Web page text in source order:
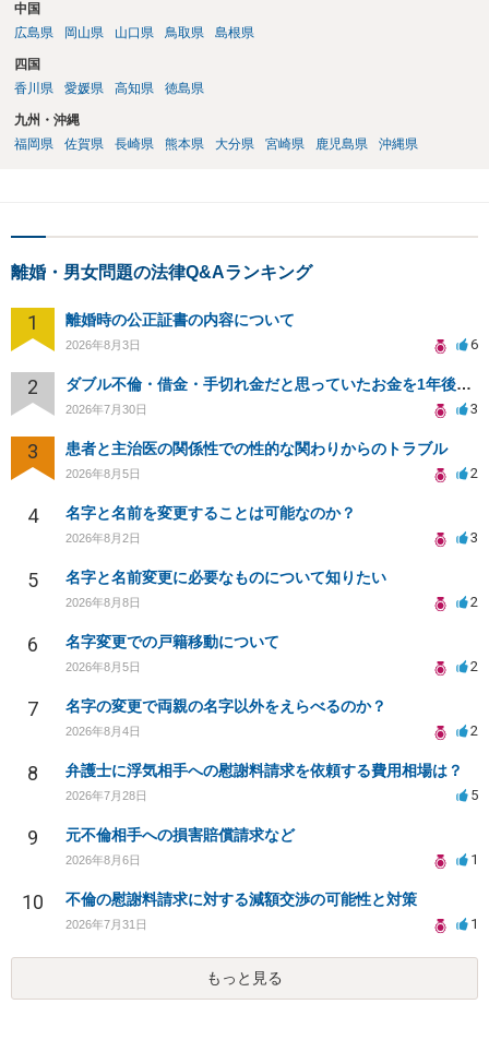
中国
広島県
岡山県 山口県 鳥取県 島根県
四国
香川県
愛媛県 高知県 徳島県
九州・沖縄
福岡県
佐賀県 長崎県 熊本県 大分県 宮崎県 鹿児島県 沖縄県
離婚・男女問題の法律Q&Aランキング
1 離婚時の公正証書の内容について
2026年8月3日 6
2 ダブル不倫・借金・手切れ金だと思っていたお金を1年後いまさら脅迫罪として通知書が来てまとめて請求
2026年7月30日 3
3 患者と主治医の関係性での性的な関わりからのトラブル
2026年8月5日 2
4 名字と名前を変更することは可能なのか？
2026年8月2日 3
5 名字と名前変更に必要なものについて知りたい
2026年8月8日 2
6 名字変更での戸籍移動について
2026年8月5日 2
7 名字の変更で両親の名字以外をえらべるのか？
2026年8月4日 2
8 弁護士に浮気相手への慰謝料請求を依頼する費用相場は？
2026年7月28日 5
9 元不倫相手への損害賠償請求など
2026年8月6日 1
10 不倫の慰謝料請求に対する減額交渉の可能性と対策
2026年7月31日 1
もっと見る